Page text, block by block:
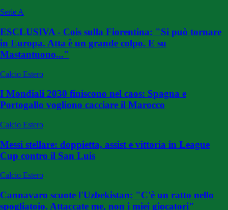
Serie A
ESCLUSIVA - Cois sulla Fiorentina: "Si può tornare
in Europa. Atta è un grande colpo. E su
Mastantuono..."
Calcio Estero
I Mondiali 2030 finiscono nel caos: Spagna e
Portogallo vogliono cacciare il Marocco
Calcio Estero
Messi stellare: doppietta, assist e vittoria in League
Cup contro il San Luis
Calcio Estero
Cannavaro scuote l'Uzbekistan: "C'è un ratto nello
spogliatoio. Attaccate me, non i miei giocatori"